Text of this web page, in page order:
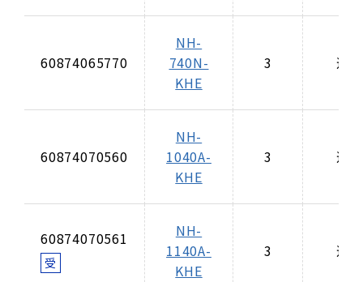
60874065770
NH-
740N-
KHE
3 適合
60874070560
NH-
1040A-
KHE
3 適合
60874070561
受
NH-
1140A-
KHE
3 適合